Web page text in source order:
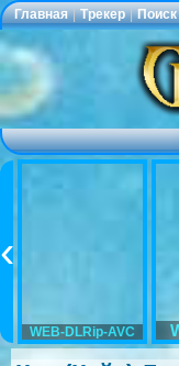
Главная | Трекер | Поиск
WEB-DLRip-AVC